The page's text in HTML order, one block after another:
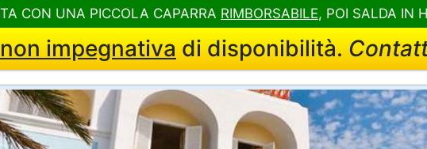
non impegnativa di disponibilità.
CON UNA PICCOLA CAPARRA RIMBORSABILE, POI SALDA IN